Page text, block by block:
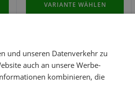
VARIANTE WÄHLEN
und unseren Datenverkehr zu
auch an unsere Werbe-
kombinieren, die